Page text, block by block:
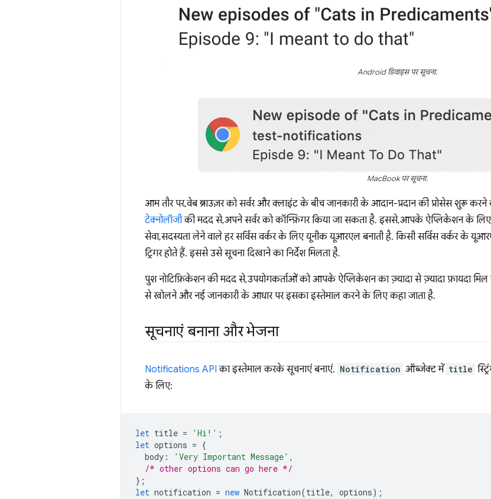
Android डिवाइस पर सूचना.
MacBook पर सूचना.
आम तौर पर, वेब ब्राउज़र को सर्वर और क्लाइंट के बीच जानकारी के आदान-प्रदान की प्रोसेस शुरू करने
टेक्नोलॉजीकी मदद से, अपने सर्वर को कॉन्फ़िगर किया जा सकता है. इससे, आपके ऐप्लिकेशन के
सेवा, सदस्यता लेने वाले हर सर्विस वर्कर के लिए यूनीक यूआरएल बनाती है. किसी सर्विस वर्कर के
ट्रिगर होते हैं. इससे उसे सूचना दिखाने का निर्देश मिलता है.
पुश नोटिफ़िकेशन की मदद से, उपयोगकर्ताओं को आपके ऐप्लिकेशन का ज़्यादा से ज़्यादा फ़ायदा
से खोलने और नई जानकारी के आधार पर इसका इस्तेमाल करने के लिए कहा जाता है.
सूचनाएं बनाना और भेजना
Notifications API का इस्तेमाल करके सूचनाएं बनाएं. Notification ऑब्जेक्ट में title
के लिए:
let title = 'Hi!' ;
let options = {
body : 'Very Important Message' ,
/* other options can go here */
};
let notification = new Notification(title, options);